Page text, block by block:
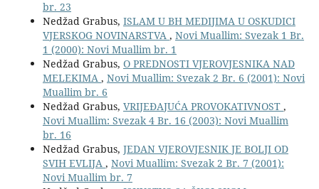
br. 23
Nedžad Grabus, ISLAM U BH MEDIJIMA U OSKUDICI
VJERSKOG NOVINARSTVA , Novi Muallim: Svezak 1 Br.
1 (2000): Novi Muallim br. 1
Nedžad Grabus, O PREDNOSTI VJEROVJESNIKA NAD
MELEKIMA , Novi Muallim: Svezak 2 Br. 6 (2001): Novi
Muallim br. 6
Nedžad Grabus, VRIJEĐAJUĆA PROVOKATIVNOST ,
Novi Muallim: Svezak 4 Br. 16 (2003): Novi Muallim
br. 16
Nedžad Grabus, JEDAN VJEROVJESNIK JE BOLJI OD
SVIH EVLIJA , Novi Muallim: Svezak 2 Br. 7 (2001):
Novi Muallim br. 7